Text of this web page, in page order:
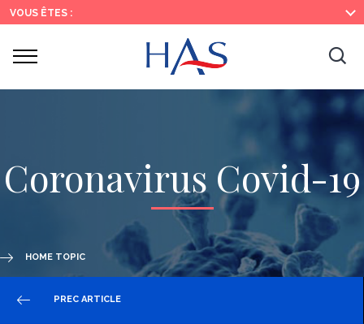
Search
Main
Menu
Main
Content
VOUS ÊTES :
la
Ouvrir
Coronavirus Covid-19
HOME TOPIC
PREC ARTICLE